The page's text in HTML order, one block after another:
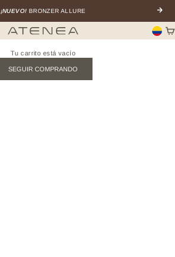
¡NUEVO! BRONZER ALLURE
Atenea profesional
Tu carrito está vacío
SEGUIR COMPRANDO